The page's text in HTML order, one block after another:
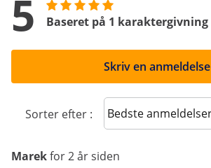
5 Baseret på 1 karaktergivning
Skriv en anmeldelse
Sorter efter : Sort reviews
Marekfor 2 år siden